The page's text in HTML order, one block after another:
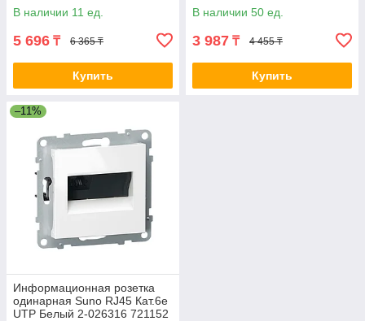
022428 721107
В наличии 11 ед.
5 696 ₸ 6 365 ₸
Купить
022435 721105
В наличии 50 ед.
3 987 ₸ 4 455 ₸
Купить
–11%
Информационная розетка
одинарная Suno RJ45 Кат.6e
UTP Белый 2-026316 721152